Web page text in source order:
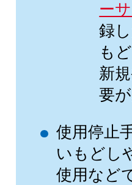
ー
録
も
新
要
使用停止
いもどし
使用など